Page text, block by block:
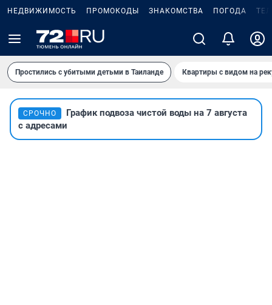
НЕДВИЖИМОСТЬ ПРОМОКОДЫ ЗНАКОМСТВА ПОГОДА
Простились с убитыми детьми в Таиланде Квартиры с видом на
СРОЧНО
График подвоза чистой воды на 7 августа
с адресами